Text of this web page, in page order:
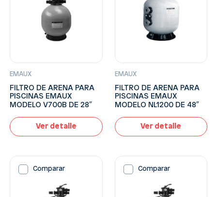
EMAUX
FILTRO DE ARENA PARA
PISCINAS EMAUX
MODELO V700B DE 28″
Ver detalle
EMAUX
FILTRO DE ARENA PARA
PISCINAS EMAUX
MODELO NL1200 DE 48″
Ver detalle
Comparar Comparar